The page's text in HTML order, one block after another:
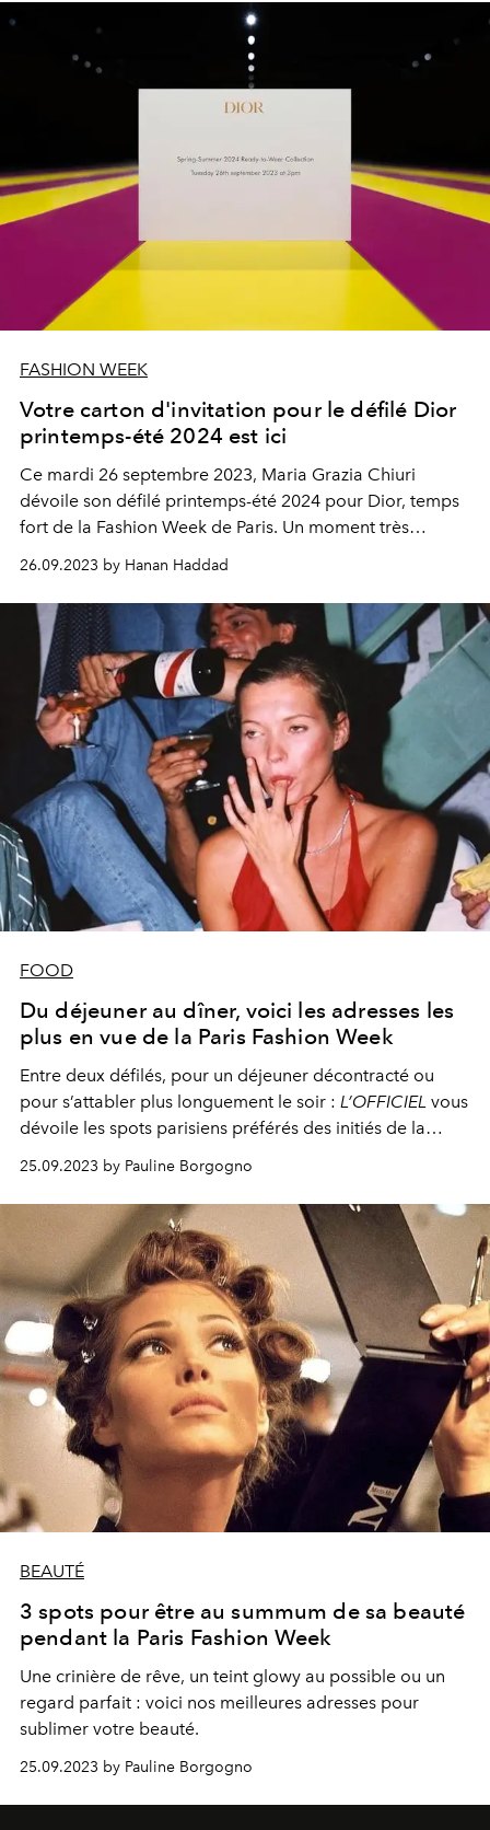
FASHION WEEK
Votre carton d'invitation pour le défilé Dior
printemps-été 2024 est ici
Ce mardi 26 septembre 2023, Maria Grazia Chiuri
dévoile son défilé printemps-été 2024 pour Dior, temps
fort de la Fashion Week de Paris. Un moment très
attendu, à suivre ici en direct.
26.09.2023 by Hanan Haddad
FOOD
Du déjeuner au dîner, voici les adresses les
plus en vue de la Paris Fashion Week
Entre deux défilés, pour un déjeuner décontracté ou
pour s’attabler plus longuement le soir : L’OFFICIEL vous
dévoile les spots parisiens préférés des initiés de la
25.09.2023 by Pauline Borgogno
BEAUTÉ
3 spots pour être au summum de sa beauté
pendant la Paris Fashion Week
Une crinière de rêve, un teint glowy au possible ou un
regard parfait : voici nos meilleures adresses pour
sublimer votre beauté.
25.09.2023 by Pauline Borgogno